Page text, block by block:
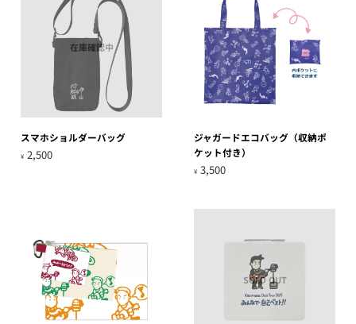
在庫確認中
スマホショルダーバッグ
¥ 2,500
ジャガードエコバッグ（収納ポ
ケット付き）
¥ 3,500
SOLD OUT